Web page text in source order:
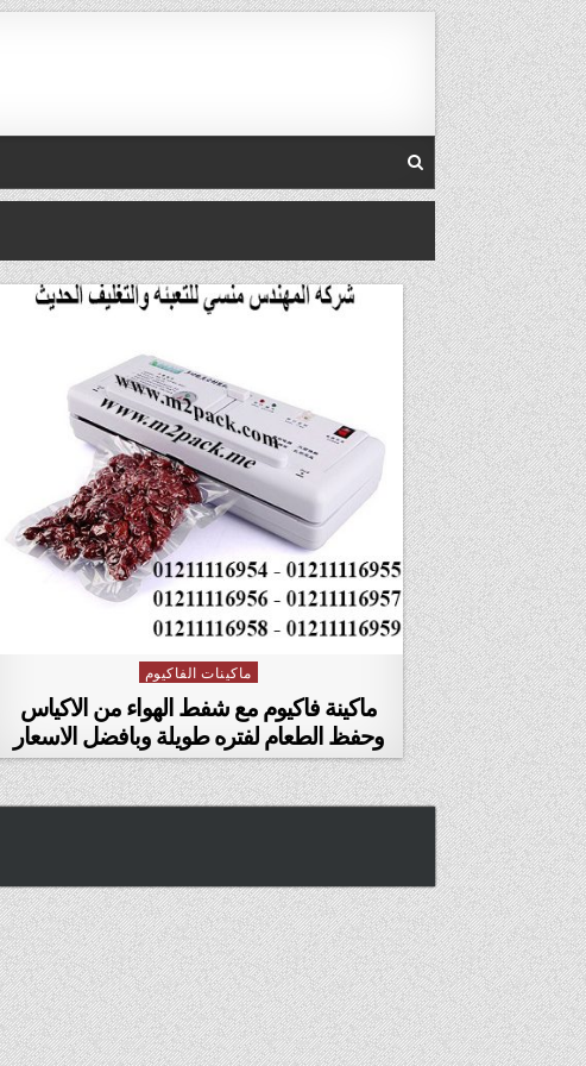
Skip to content
Posted in
ماكينات الفاكيوم
ماكينة فاكيوم مع شفط الهواء من الاكياس
وحفظ الطعام لفتره طويلة وبافضل الاسعار